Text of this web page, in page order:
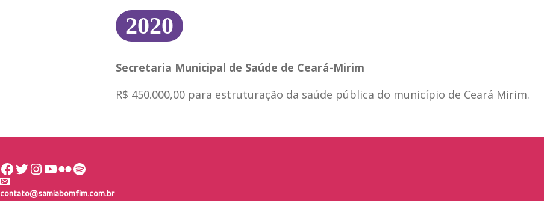
2020
Secretaria Municipal de Saúde de Ceará-Mirim
R$ 450.000,00 para estruturação da saúde pública do município de Ceará Mirim.
Facebook Twitter Instagram Youtube Flickr Spotify
contato@samiabomfim.com.br